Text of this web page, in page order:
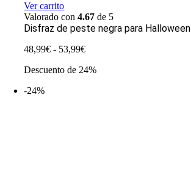
Ver carrito
Valorado con4.67 de 5
Disfraz de peste negra para Halloween
48,99€ - 53,99€Rango
precios:
Descuento de 24%
-24%